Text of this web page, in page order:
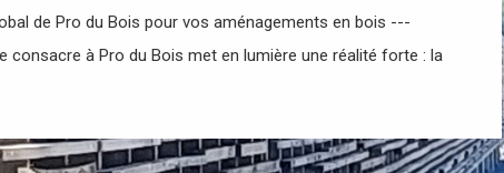
de Pro du Bois pour vos aménagements en bois ---
consacre à Pro du Bois met en lumière une réalité forte : la